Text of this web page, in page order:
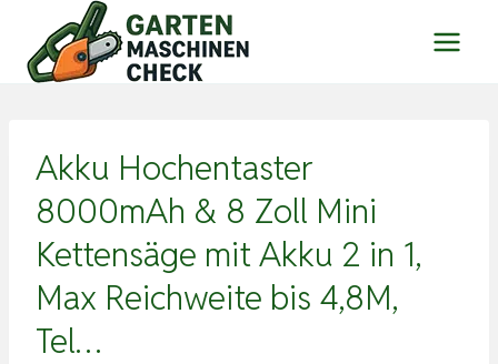
Inhalt
springen
Akku Hochentaster
8000mAh & 8 Zoll Mini
Kettensäge mit Akku 2 in 1,
Max Reichweite bis 4,8M,
Tel…